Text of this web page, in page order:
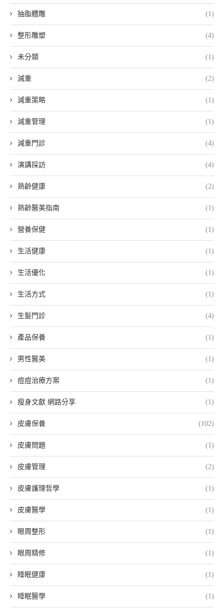
抽脂體雕 (1)
整形雕塑 (4)
未分類 (1)
減重 (2)
減重策略 (1)
減重管理 (1)
減重門診 (4)
演講採訪 (4)
熟齡健康 (2)
熟齡醫美指南 (1)
營養保健 (1)
生活健康 (1)
生活優化 (1)
生活方式 (1)
生髮門診 (4)
產品保養 (1)
男性醫美 (1)
痘痘治療方案 (1)
瘦身文獻 網路分享 (1)
皮膚保養 (102)
皮膚問題 (1)
皮膚管理 (2)
皮膚護理哲學 (1)
皮膚醫學 (1)
眼周整形 (1)
眼周精修 (1)
睡眠健康 (1)
睡眠醫學 (1)